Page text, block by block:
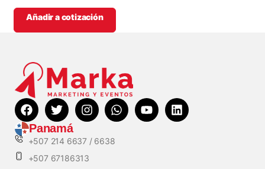
Añadir a cotización
Panamá
+507 214 6637 / 6638
+507 67186313